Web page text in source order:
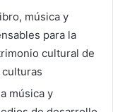
música y
para la
cultural de
música y